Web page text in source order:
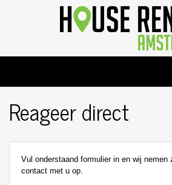
Reageer direct
Vul onderstaand formulier in en wij nemen
contact met u op.